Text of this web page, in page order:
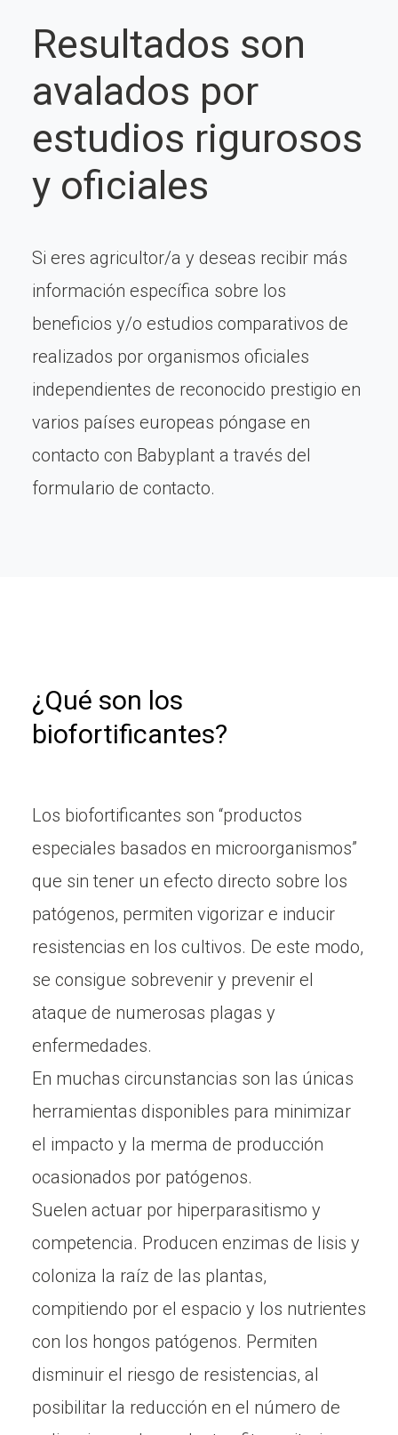
Resultados son
avalados por
estudios rigurosos
y oficiales
Si eres agricultor/a y deseas recibir más
información específica sobre los
beneficios y/o estudios comparativos de
realizados por organismos oficiales
independientes de reconocido prestigio en
varios países europeas póngase en
contacto con Babyplant a través del
formulario de contacto.
¿Qué son los
biofortificantes?
Los biofortificantes son “productos
especiales basados en microorganismos”
que sin tener un efecto directo sobre los
patógenos, permiten vigorizar e inducir
resistencias en los cultivos. De este modo,
se consigue sobrevenir y prevenir el
ataque de numerosas plagas y
enfermedades.
En muchas circunstancias son las únicas
herramientas disponibles para minimizar
el impacto y la merma de producción
ocasionados por patógenos.
Suelen actuar por hiperparasitismo y
competencia. Producen enzimas de lisis y
coloniza la raíz de las plantas,
compitiendo por el espacio y los nutrientes
con los hongos patógenos. Permiten
disminuir el riesgo de resistencias, al
posibilitar la reducción en el número de